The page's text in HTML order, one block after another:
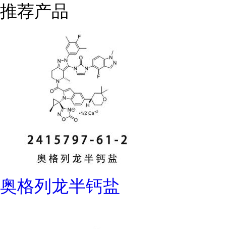
推荐产品
奥格列龙半钙盐